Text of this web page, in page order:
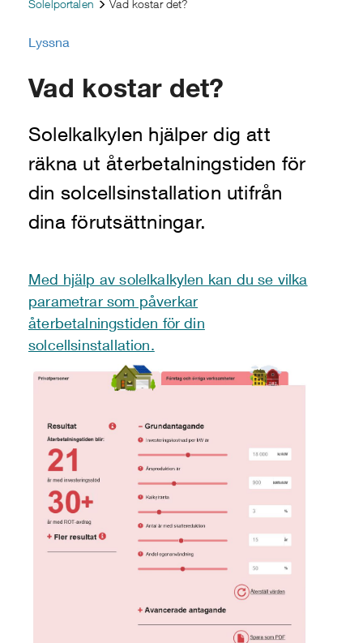
Solelportalen
Vad kostar det?
Lyssna
Vad kostar det?
Solelkalkylen hjälper dig att
räkna ut återbetalningstiden för
din solcellsinstallation utifrån
dina förutsättningar.
Med hjälp av solelkalkylen kan du se vilka
parametrar som påverkar
återbetalningstiden för din
solcellsinstallation.